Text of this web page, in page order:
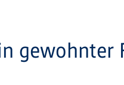
gewohnter